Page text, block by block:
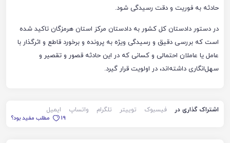
حادثه به فوریت و دقت رسیدگی شود.
در دستور دادستان کل کشور به دادستان مرکز استان هرمزگان تاکید شده
است که بررسی دقیق و رسیدگی ویژه به پرونده و برخورد قاطع و اثرگذار با
عامل یا عاملان احتمالی و کسانی که در این حادثه قصور و تقصیر و
سهل‌انگاری داشته‌اند، در اولویت قرار گیرد.
اشتراک گذاری در فیسبوک توییتر تلگرام واتساپ
ایمیل
19
مطلب مفید بود؟